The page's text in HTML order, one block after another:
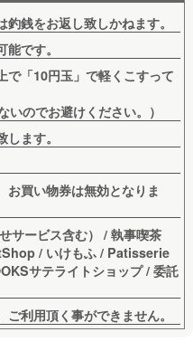
銭をお返し致しかねます。
です。
で「10円玉」で軽くこすって
いのでお避けください。）
ます。
お買い物券は無効となりま
サービス含む） / 執事喫茶
/ いけもふ / Patisserie
サテライトショップ / 委託
利用頂く事ができません。